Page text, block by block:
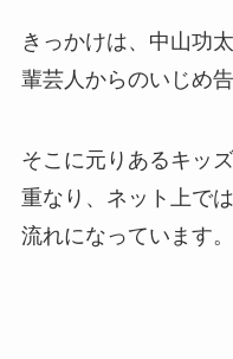
きっかけは、中山功
輩芸人からのいじめ
そこに元りあるキッ
重なり、ネット上で
流れになっています。